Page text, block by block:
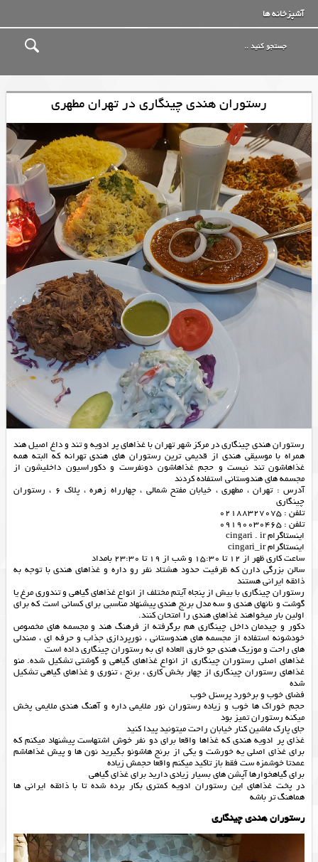
آشپزخانه ها
رستوران هندی چینگاری در تهران مطهری
رستوران هندی چینگاری در مرکز شهر تهران با غذاهای پر ادویه و تند و داغ اصیل هند
همراه با موسیقی هندی از قدیمی ترین رستوران های هندی تهرانه که البته همه
غذاهاشون تند نیست و حجم غذاهاشون دونفرست و دکوراسیون داخلیشون از
مجسمه های هندوستانی استفاده کردند
آدرس : تهران ، مطهری ، خیابان مفتح شمالی ، چهارراه زهره ، پلاک 6 ، رستوران
چینگاری
تلفن : 02188327075
تلفن : 09190030465
اینستاگرام cingari . ir
اینستاگرام cingari_ir
ساعت کاری ظهر از 12 تا 15:30 و شب از 19 تا 23:30 بامداد
سالن بزرگی دارن که ظرفیت حدود هشتاد نفر رو داره و غذاهای هندی با توجه به
ذائقه ایرانی هستند
رستوران چینگاری با بیش از پنجاه آیتم مختلف از انواع غذاهای گیاهی و تندوری مرغ یا
گوشت و نانهای هندی و سه مدل برنج هندی پیشنهاد مناسبی برای کسانی است که برای
اولین بار میخواهند غذاهای هندی را امتحان کنند.
دکور و چیدمان داخل چینگاری هم برگرفته از فرهنگ هند و مجسمه های مخصوص
خودشونه استفاده از مجسمه های هندوستانی ، نورپردازی جذاب و حرفه ای ، صندلی
های راحت و موزیک هندی جو خارق العاده ای به رستوران چینگاری داده است
غذاهای اصلی رستوران چینگاری از انواع غذاهای گیاهی و گوشتی تشکیل شده. منو
غذاهای رستوران چینگاری از چهار بخش کاری ، برنج ، تنوری و غذاهای گیاهی تشکیل
شده
فضای خوب و برخورد پرسنل خوب
حجم خوراک ها خوب و زیاده رستوران نور ملایمی داره و آهنگ هندی ملایمی پخش
میکنه رستوران تمیز بود
جای پارک ماشین کنار خیابان راحت میتونید پیدا کنید
غذای پر ادویه هندی که غذاها واقعا برای دو نفر خوش اشتهاست پیشنهاد میکنم که
برای غذای اصلی یه خورشت و یکی از برنج هاشونو بگیرید نون ها و پیش غذاهاشم
عمدتا خوشمزه ست فقط باز تاکید میکنم واقعا حجمش زیاده
برای گیاهخوارها آپشن های بسیار زیادی دارید برای غذای گیاهی
در پخت غذاهای این رستوران ادویه کمتری بکار برده شده تا با ذائقه ایرانی ها
هماهنگ تر باشه
رستوران هندی چینگاری